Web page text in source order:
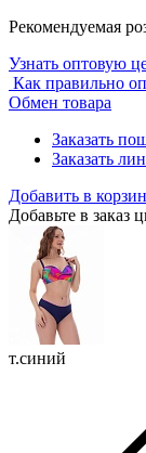
Рекомендуемая
Узнать оптовую
Как правильно
Обмен товара
Заказать
Заказать
Добавить в
Добавьте в заказ
т.синий